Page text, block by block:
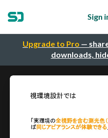
Upgrade to Pro —
downloads,
Sign